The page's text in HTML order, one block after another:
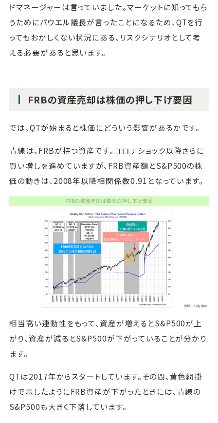
ドマネージャーは言っていました。マーケットに知ってもら
うためにパウエル議長が言ったことになるため、QTを行
ってもおかしくない状況にある、リスクシナリオとして考
える必要があると思います。
FRBの資産売却は株価の押し下げ要因
では、QTが始まると株価にどういう影響があるかです。
青線は、FRBが持つ資産です。コロナショック以降さらに
買い増しを進めていますが、FRB資産額とS&P500の株
価の動きは、2008年以降相関係数0.91となっています。
相当高い連動性をもって、資産が増えるとS&P500が上
がり、資産が減るとS&P500が下がっていることが分かり
ます。
QTは2017年からスタートしています。その間、黄色網掛
けで示したようにFRB資産が下がったときには、青線の
S&P500も大きく下落しています。